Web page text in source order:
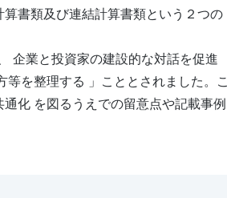
書類及び連結計算書類という２つの
企業と投資家の建設的な対話を促進
を整理する 」こととされました。こ
化 を図るうえでの留意点や記載事例